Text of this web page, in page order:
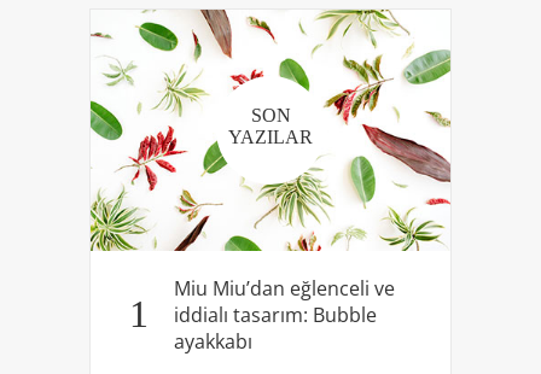
SON
YAZILAR
1
Miu Miu’dan eğlenceli ve
iddialı tasarım: Bubble
ayakkabı